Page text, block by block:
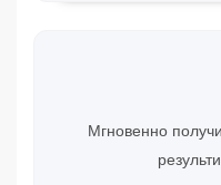
Мгновенно